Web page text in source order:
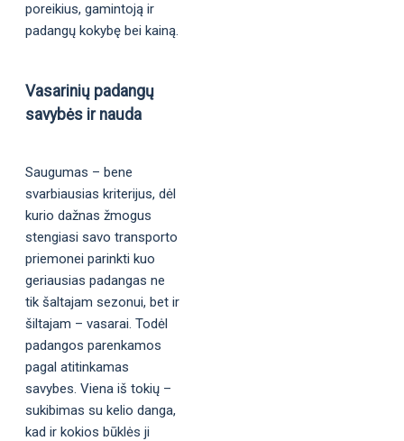
poreikius, gamintoją ir
padangų kokybę bei kainą.
Vasarinių padangų
savybės ir nauda
Saugumas – bene
svarbiausias kriterijus, dėl
kurio dažnas žmogus
stengiasi savo transporto
priemonei parinkti kuo
geriausias padangas ne
tik šaltajam sezonui, bet ir
šiltajam – vasarai. Todėl
padangos parenkamos
pagal atitinkamas
savybes. Viena iš tokių –
sukibimas su kelio danga,
kad ir kokios būklės ji